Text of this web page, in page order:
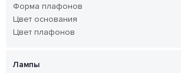
Форма плафонов
Цвет основания
Цвет плафонов
Лампы